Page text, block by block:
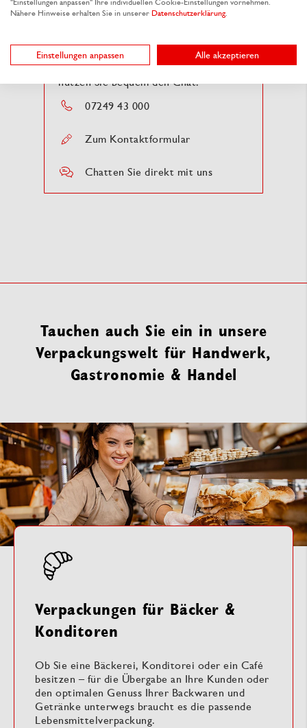
Ihr Team von RAUSCH
Rufen Sie uns einfach direkt an,
schreiben Sie uns eine Nachricht oder
nutzen Sie bequem den Chat.
07249 43 000
Zum Kontaktformular
Chatten Sie direkt mit uns
Tauchen auch Sie ein in unsere
Verpackungswelt für Handwerk,
Gastronomie & Handel
Verpackungen für Bäcker &
Konditoren
Ob Sie eine Bäckerei, Konditorei oder ein Café
besitzen – für die Übergabe an Ihre Kunden oder
den optimalen Genuss Ihrer Backwaren und
Getränke unterwegs braucht es die passende
Lebensmittelverpackung.
"Einstellungen anpassen" Ihre individuellen Cookie-Einstellungen vornehmen.
Nähere Hinweise erhalten Sie in unserer Datenschutzerklärung.
Einstellungen anpassen Alle akzeptieren